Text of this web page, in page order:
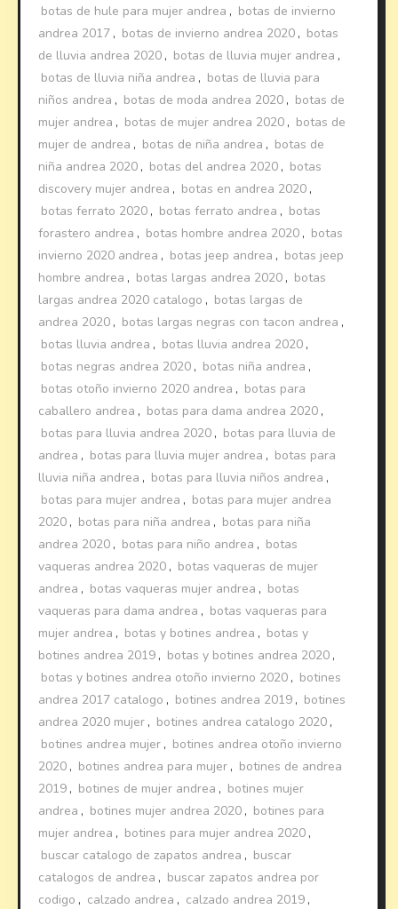
botas de hule para mujer andrea , botas de invierno
andrea 2017 , botas de invierno andrea 2020 , botas
de lluvia andrea 2020 , botas de lluvia mujer andrea ,
botas de lluvia niña andrea , botas de lluvia para
niños andrea , botas de moda andrea 2020 , botas de
mujer andrea , botas de mujer andrea 2020 , botas de
mujer de andrea , botas de niña andrea , botas de
niña andrea 2020 , botas del andrea 2020 , botas
discovery mujer andrea , botas en andrea 2020 ,
botas ferrato 2020 , botas ferrato andrea , botas
forastero andrea , botas hombre andrea 2020 , botas
invierno 2020 andrea , botas jeep andrea , botas jeep
hombre andrea , botas largas andrea 2020 , botas
largas andrea 2020 catalogo , botas largas de
andrea 2020 , botas largas negras con tacon andrea ,
botas lluvia andrea , botas lluvia andrea 2020 ,
botas negras andrea 2020 , botas niña andrea ,
botas otoño invierno 2020 andrea , botas para
caballero andrea , botas para dama andrea 2020 ,
botas para lluvia andrea 2020 , botas para lluvia de
andrea , botas para lluvia mujer andrea , botas para
lluvia niña andrea , botas para lluvia niños andrea ,
botas para mujer andrea , botas para mujer andrea
2020 , botas para niña andrea , botas para niña
andrea 2020 , botas para niño andrea , botas
vaqueras andrea 2020 , botas vaqueras de mujer
andrea , botas vaqueras mujer andrea , botas
vaqueras para dama andrea , botas vaqueras para
mujer andrea , botas y botines andrea , botas y
botines andrea 2019 , botas y botines andrea 2020 ,
botas y botines andrea otoño invierno 2020 , botines
andrea 2017 catalogo , botines andrea 2019 , botines
andrea 2020 mujer , botines andrea catalogo 2020 ,
botines andrea mujer , botines andrea otoño invierno
2020 , botines andrea para mujer , botines de andrea
2019 , botines de mujer andrea , botines mujer
andrea , botines mujer andrea 2020 , botines para
mujer andrea , botines para mujer andrea 2020 ,
buscar catalogo de zapatos andrea , buscar
catalogos de andrea , buscar zapatos andrea por
codigo , calzado andrea , calzado andrea 2019 ,